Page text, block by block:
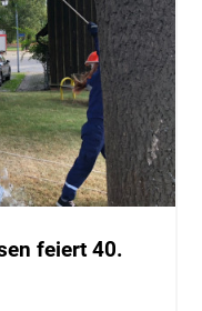
feiert 40.